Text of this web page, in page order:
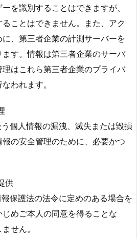
を識別することはできますが、
ことはできません。また、アク
、第三者企業の計測サーバーを
す。情報は第三者企業のサーバ
はこれら第三者企業のプライバ
われます。
個人情報の漏洩、滅失または毀損
の安全管理のために、必要かつ
供
保護法の法令に定めのある場合を
めご本人の同意を得ることな
せん。